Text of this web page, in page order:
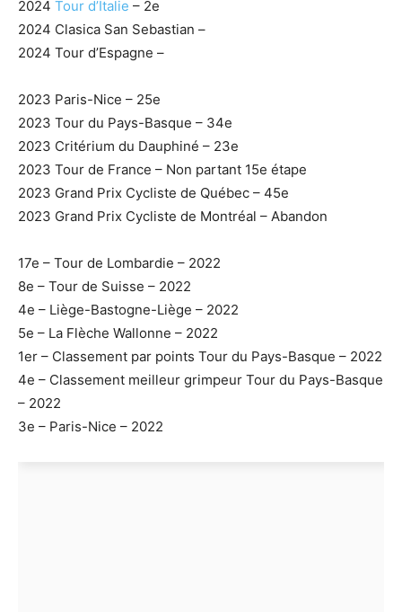
2024 Tour d’Italie – 2e
2024 Clasica San Sebastian –
2024 Tour d’Espagne –
2023 Paris-Nice – 25e
2023 Tour du Pays-Basque – 34e
2023 Critérium du Dauphiné – 23e
2023 Tour de France – Non partant 15e étape
2023 Grand Prix Cycliste de Québec – 45e
2023 Grand Prix Cycliste de Montréal – Abandon
17e – Tour de Lombardie – 2022
8e – Tour de Suisse – 2022
4e – Liège-Bastogne-Liège – 2022
5e – La Flèche Wallonne – 2022
1er – Classement par points Tour du Pays-Basque – 2022
4e – Classement meilleur grimpeur Tour du Pays-Basque
– 2022
3e – Paris-Nice – 2022